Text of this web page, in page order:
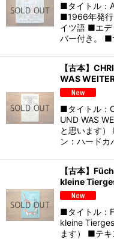
■タイトル：
■1966年発行
イツ語 ■エデ
バー付き。
【古本】
WAS
■タイトル：
UND WAS
と思います
ン：ハード
【古本】
kleine
■タイトル：
kleine
ます） ■テ